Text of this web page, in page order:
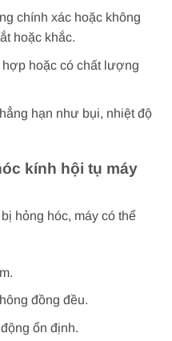
chính xác hoặc không
hoặc khắc.
hoặc có chất lượng
hạn như bụi, nhiệt độ
kính hội tụ máy
hỏng hóc, máy có thể
đồng đều.
ổn định.